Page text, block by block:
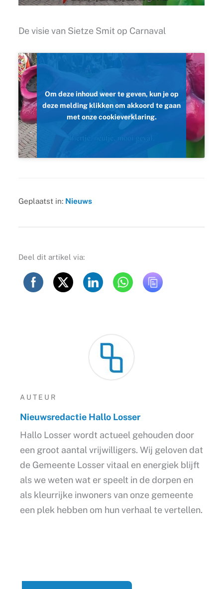
De visie van Sietze Smit op Carnaval
Om deze inhoud weer te geven, kun je op
deze melding klikken om akkoord te gaan
met onze cookieverklaring.
Geplaatst in: Nieuws
Deel dit artikel via:
AUTEUR
Nieuwsredactie Hallo Losser
Hallo Losser wordt actueel gehouden door
een groot aantal vrijwilligers. Wij geloven dat
de Gemeente Losser vitaal en energiek blijft
als we weten wat er speelt in de dorpen en
als kleurrijke inwoners van onze gemeente
een plek hebben om hun verhaal te vertellen.